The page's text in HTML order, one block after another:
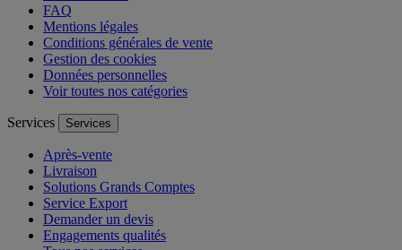
Nous contacter
FAQ
Mentions légales
Conditions générales de vente
Gestion des cookies
Données personnelles
Après-vente
Livraison
Solutions Grands Comptes
Service Export
Demander un devis